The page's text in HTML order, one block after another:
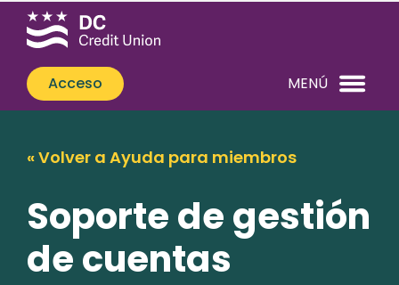
Saltar
Saltar
sesión
web
¿Qué
podemos
ayudarle
a
Acceso MENÚ
« Volver a Ayuda para miembros
Soporte de gestión
de cuentas